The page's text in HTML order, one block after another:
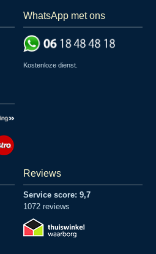
WhatsApp met ons
Kostenloze dienst.
Reviews
Service score: 9,7
1072 reviews